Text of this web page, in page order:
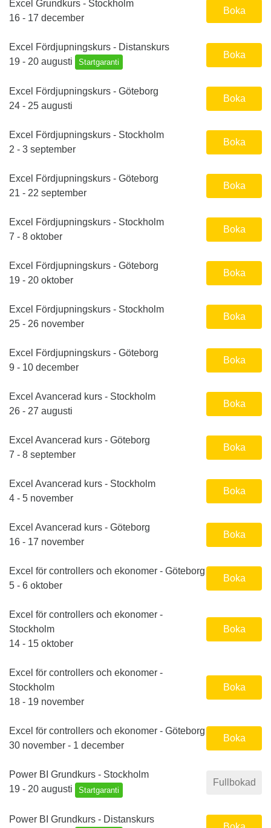
Excel Grundkurs - Stockholm
16 - 17 december
Boka
Excel Fördjupningskurs - Distanskurs
19 - 20 augusti
Startgaranti
Boka
Excel Fördjupningskurs - Göteborg
24 - 25 augusti
Boka
Excel Fördjupningskurs - Stockholm
2 - 3 september
Boka
Excel Fördjupningskurs - Göteborg
21 - 22 september
Boka
Excel Fördjupningskurs - Stockholm
7 - 8 oktober
Boka
Excel Fördjupningskurs - Göteborg
19 - 20 oktober
Boka
Excel Fördjupningskurs - Stockholm
25 - 26 november
Boka
Excel Fördjupningskurs - Göteborg
9 - 10 december
Boka
Excel Avancerad kurs - Stockholm
26 - 27 augusti
Boka
Excel Avancerad kurs - Göteborg
7 - 8 september
Boka
Excel Avancerad kurs - Stockholm
4 - 5 november
Boka
Excel Avancerad kurs - Göteborg
16 - 17 november
Boka
Excel för controllers och ekonomer - Göteborg
5 - 6 oktober
Boka
Excel för controllers och ekonomer -
Stockholm
14 - 15 oktober
Boka
Excel för controllers och ekonomer -
Stockholm
18 - 19 november
Boka
Excel för controllers och ekonomer - Göteborg
30 november - 1 december
Boka
Power BI Grundkurs - Stockholm
19 - 20 augusti
Startgaranti
Fullbokad
Power BI Grundkurs - Distanskurs